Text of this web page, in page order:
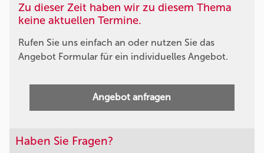
Zu dieser Zeit haben wir zu diesem Thema
keine aktuellen Termine.
Rufen Sie uns einfach an oder nutzen Sie das
Angebot Formular für ein individuelles Angebot.
Angebot anfragen
Haben Sie Fragen?